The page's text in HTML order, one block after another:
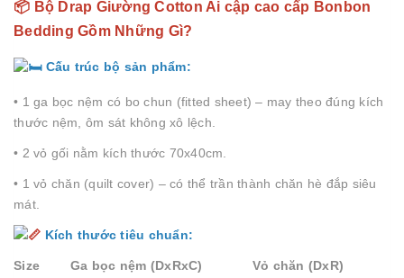
📦 Bộ Drap Giường Cotton Ai cập cao cấp Bonbon
Bedding Gồm Những Gì?
Cấu trúc bộ sản phẩm:
• 1 ga bọc nệm có bo chun (fitted sheet) – may theo đúng kích
thước nệm, ôm sát không xô lệch.
• 2 vỏ gối nằm kích thước 70x40cm.
• 1 vỏ chăn (quilt cover) – có thể trần thành chăn hè đắp siêu
mát.
Kích thước tiêu chuẩn:
Size Ga bọc nệm (DxRxC) Vỏ chăn (DxR)